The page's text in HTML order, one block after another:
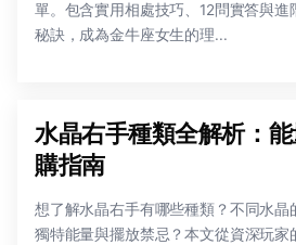
單。包含實用相處技巧、12問實答與進
秘訣，成為金牛座女生的理...
水晶右手種類全解析：
購指南
想了解水晶右手有哪些種類？不同水晶
獨特能量與擺放禁忌？本文從資深玩家